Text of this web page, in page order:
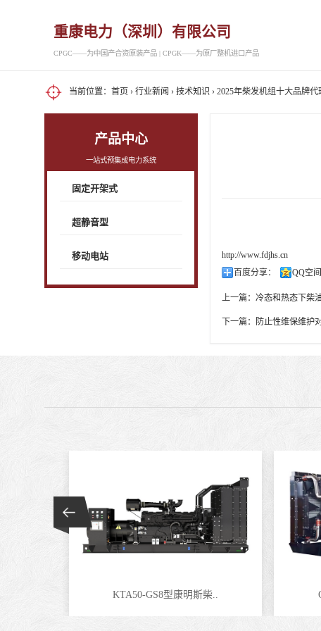
重康电力（深圳）有限公司
CPGC——为中国产合资原装产品 | CPGK——为原厂整机进口产品
当前位置： 首页 › 行业新闻 › 技术知识 › 2025年柴发机组十大品牌
产品中心
一站式预集成电力系统
固定开架式
超静音型
移动电站
http://www.fdjhs.cn
百度分享：
QQ空间
上一篇：冷态和热态下柴
下一篇： 防止性维保维护
KTA50-GS8型康明斯柴..